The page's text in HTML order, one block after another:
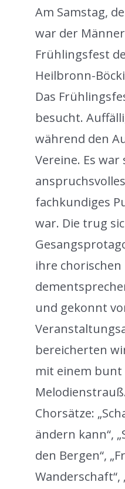
Am Samstag,
war der
Frühlingsfest
Heilbronn-
Das
besucht.
während den
Vereine. Es
fachkundiges
war. Die trug
ihre
und gekonnt
bereicherten
mit einem bunt
Chorsätze:
ändern kann“,
den Bergen“,
Wanderschaft“,